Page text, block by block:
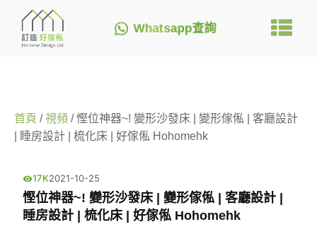
Whatsapp查詢
首頁 /視頻 / 慳位神器~! 變形沙發床 | 變形傢俬 | 客廳設計
| 睡房設計 | 梳化床 | 好傢俬 Hohomehk
17K2021-10-25
慳位神器~! 變形沙發床 | 變形傢俬 | 客廳設計 |
睡房設計 | 梳化床 | 好傢俬 Hohomehk